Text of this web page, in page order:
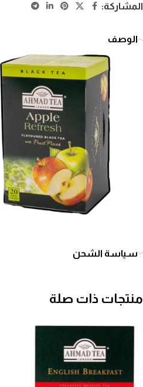
المشاركة:
الوصف
سياسة الشحن
منتجات ذات صلة